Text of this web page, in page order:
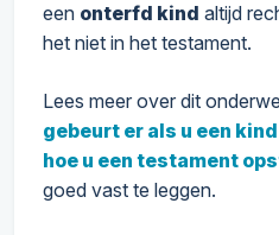
een onterfd kind altijd
het niet in het testament.
Lees meer over dit
gebeurt er als u een
hoe u een testament
goed vast te leggen.